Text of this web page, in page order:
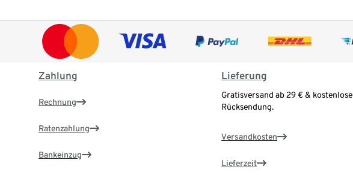
Zahlung
Rechnung
Ratenzahlung
Bankeinzug
Lieferung
Gratisversand ab 29 € & kostenlose
Rücksendung.
Versandkosten
Lieferzeit